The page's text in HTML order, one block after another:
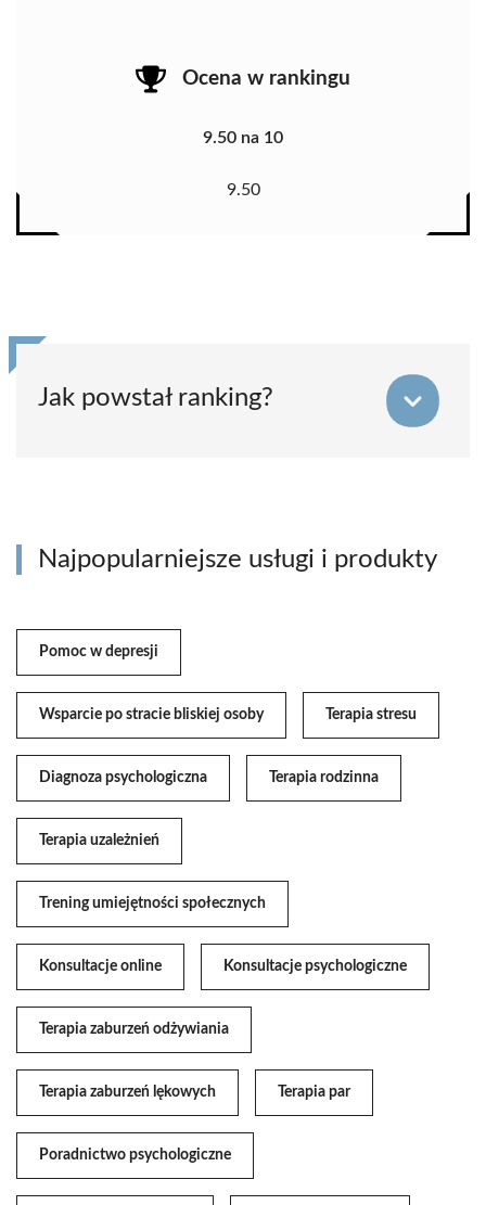
Ocena w rankingu
9.50 na 10
9.50
Jak powstał ranking?
Najpopularniejsze usługi i produkty
Pomoc w depresji
Wsparcie po stracie bliskiej osoby Terapia stresu
Diagnoza psychologiczna Terapia rodzinna
Terapia uzależnień
Trening umiejętności społecznych
Konsultacje online Konsultacje psychologiczne
Terapia zaburzeń odżywiania
Terapia zaburzeń lękowych Terapia par
Poradnictwo psychologiczne